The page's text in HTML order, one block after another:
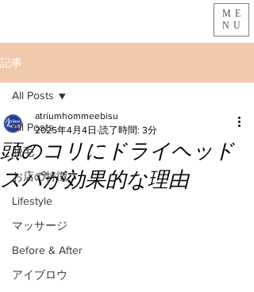
ME
NU
記事
All Posts
脱毛
お店の特徴
Lifestyle
マッサージ
Before & After
アイブロウ
All Posts
頭のコリにドライヘッド
スパが効果的な理由
atriumhommeebisu
2025年4月4日 読了時間: 3分